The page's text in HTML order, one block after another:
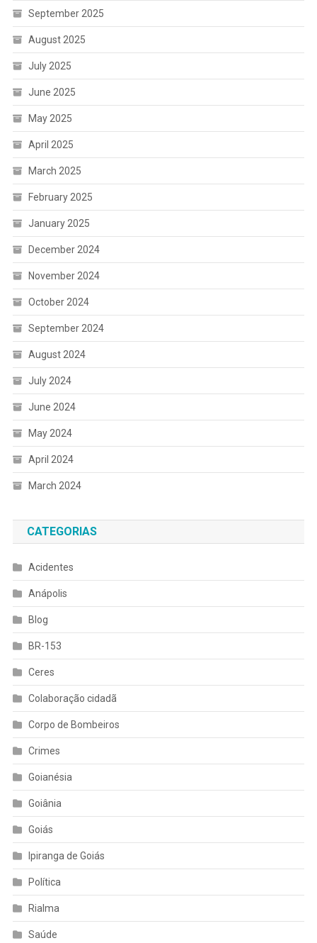
September 2025
August 2025
July 2025
June 2025
May 2025
April 2025
March 2025
February 2025
January 2025
December 2024
November 2024
October 2024
September 2024
August 2024
July 2024
June 2024
May 2024
April 2024
March 2024
CATEGORIAS
Acidentes
Anápolis
Blog
BR-153
Ceres
Colaboração cidadã
Corpo de Bombeiros
Crimes
Goianésia
Goiânia
Goiás
Ipiranga de Goiás
Política
Rialma
Saúde